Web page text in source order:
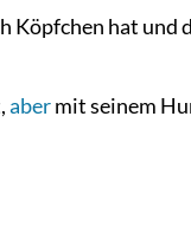
Köpfchen hat und
abermit seinem